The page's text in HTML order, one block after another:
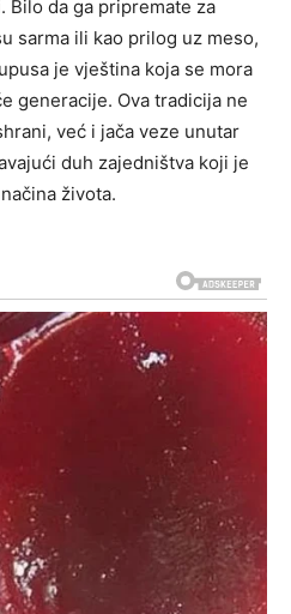
Bilo da ga pripremate za
sarma ili kao prilog uz meso,
je vještina koja se mora
generacije. Ova tradicija ne
već i jača veze unutar
duh zajedništva koji je
života.